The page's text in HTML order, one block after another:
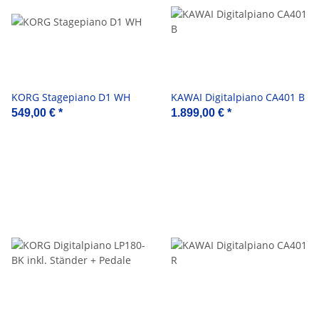
KORG Stagepiano D1 WH
549,00 € *
KAWAI Digitalpiano CA401 B
1.899,00 € *